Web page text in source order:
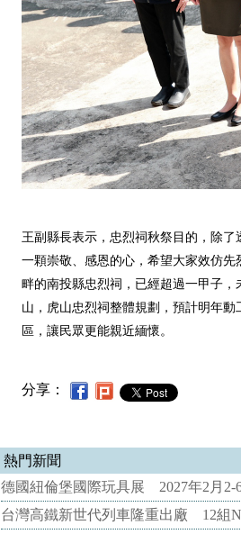
王副縣長表示，忠烈祠秋祭目的，除
一顆崇敬、感恩的心，希望大家效仿
畔的南投縣忠烈祠，已經超過一甲子
山，虎山忠烈祠整體規劃，預計明年
區，讓民眾更能親近緬懷。
分享：
熱門新聞
德國紐倫堡國際玩具展 2027年2月2-
台灣高鐵新世代列車隆重出廠 12組